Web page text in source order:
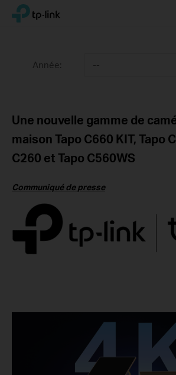
ClickTP-Link, Reliably Smart
Année: --
Une nouvelle gamme de
maison Tapo C660 KIT, Tapo
C260 et Tapo C560WS
Communiqué de presse